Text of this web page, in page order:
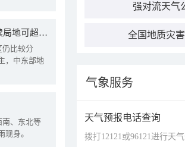
我国降雨强度进一步减弱 中东部大范围桑拿天持续局地可超38℃
仍比较分
，中东部地
南、东北等
身。
强对流天气
全国地质灾
气象服务
天气预报电话查询
拨打12121或96121进行天